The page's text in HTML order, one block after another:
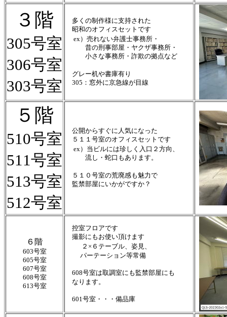
３階
305号室
306号室
303号室
多くの制作様に支持された
昭和のオフィスセットです
ex）売れない弁護士事務所・
昔の刑事部屋・ヤクザ事務所・
小さな事務所・詐欺の拠点など
グレー机や書庫有り
305：窓外に京急線が目線
５階
510号室
511号室
513号室
512号室
公開からすぐに人気になった
５１１号室のオフィスセットです
ex）当ビルには珍しく入口２方向、
流し・蛇口もあります。
５１０号室の荒廃感も魅力で
監禁部屋にいかがですか？
６階
603号室
605号室
607号室
608号室
613号室
控室フロアです
撮影にもお使い頂けます
２×６テーブル、姿見、
パーテーション等常備
608号室は取調室にも監禁部屋にも
なります。
601号室・・・備品庫